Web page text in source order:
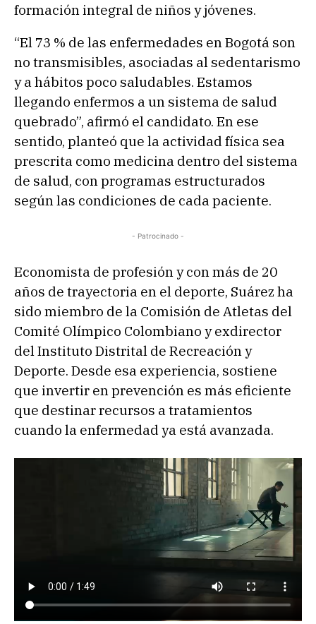
formación integral de niños y jóvenes.
“El 73 % de las enfermedades en Bogotá son
no transmisibles, asociadas al sedentarismo
y a hábitos poco saludables. Estamos
llegando enfermos a un sistema de salud
quebrado”, afirmó el candidato. En ese
sentido, planteó que la actividad física sea
prescrita como medicina dentro del sistema
de salud, con programas estructurados
según las condiciones de cada paciente.
- Patrocinado -
Economista de profesión y con más de 20
años de trayectoria en el deporte, Suárez ha
sido miembro de la Comisión de Atletas del
Comité Olímpico Colombiano y exdirector
del Instituto Distrital de Recreación y
Deporte. Desde esa experiencia, sostiene
que invertir en prevención es más eficiente
que destinar recursos a tratamientos
cuando la enfermedad ya está avanzada.